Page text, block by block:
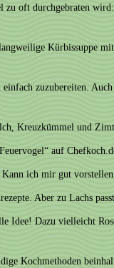
zu oft durchgebraten wird:
Kürbissuppe
zuzubereiten.
Kreuzkümmel und
auf
ich mir gut
Aber zu Lachs
Idee! Dazu vielleicht
Kochmethoden